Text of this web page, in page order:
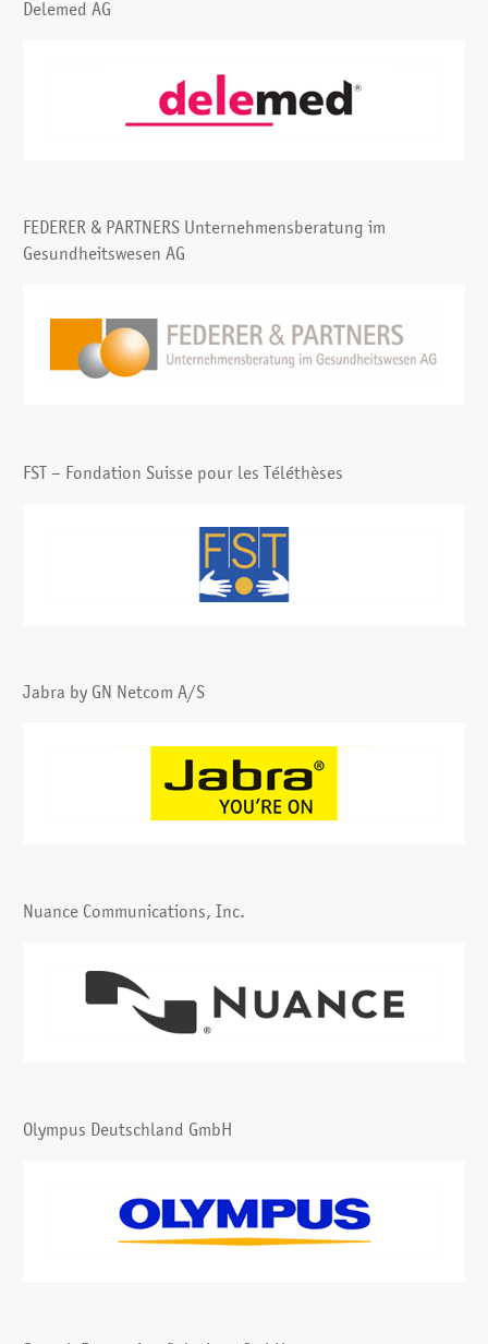
Delemed AG
FEDERER & PARTNERS Unternehmensberatung im
Gesundheitswesen AG
FST – Fondation Suisse pour les Téléthèses
Jabra by GN Netcom A/S
Nuance Communications, Inc.
Olympus Deutschland GmbH